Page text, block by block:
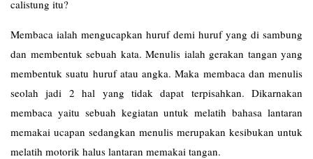
calistung itu?
Membaca ialah mengucapkan huruf demi huruf yang di sambung
dan membentuk sebuah kata. Menulis ialah gerakan tangan yang
membentuk suatu huruf atau angka. Maka membaca dan menulis
seolah jadi 2 hal yang tidak dapat terpisahkan. Dikarnakan
membaca yaitu sebuah kegiatan untuk melatih bahasa lantaran
memakai ucapan sedangkan menulis merupakan kesibukan untuk
melatih motorik halus lantaran memakai tangan.